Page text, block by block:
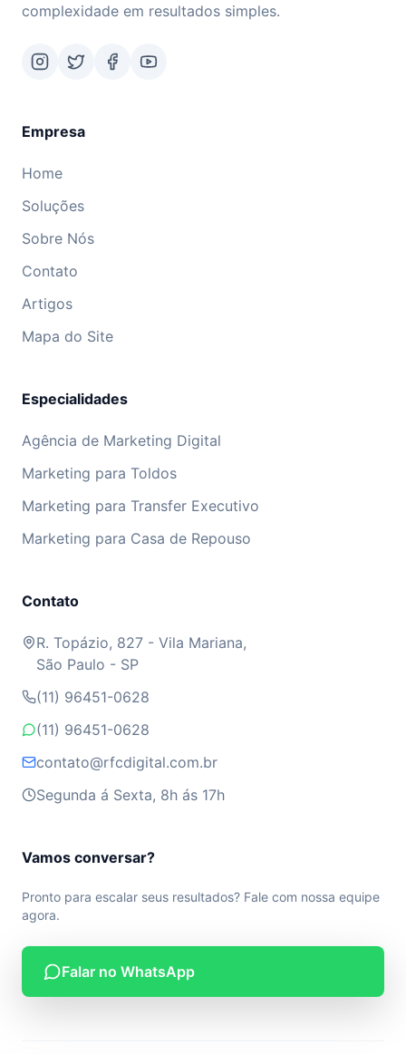
complexidade em resultados simples.
Empresa
Home
Soluções
Sobre Nós
Contato
Artigos
Mapa do Site
Especialidades
Agência de Marketing Digital
Marketing para Toldos
Marketing para Transfer Executivo
Marketing para Casa de Repouso
Contato
R. Topázio, 827 - Vila Mariana,
São Paulo - SP
(11) 96451-0628
(11) 96451-0628
contato@rfcdigital.com.br
Segunda á Sexta, 8h ás 17h
Vamos conversar?
Pronto para escalar seus resultados? Fale com nossa equipe
agora.
Falar no WhatsApp